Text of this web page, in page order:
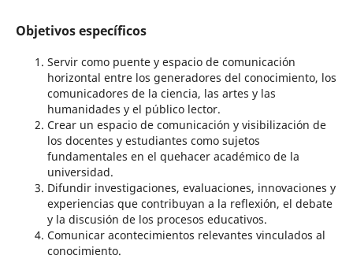
Objetivos específicos
Servir como puente y espacio de comunicación
horizontal entre los generadores del conocimiento, los
comunicadores de la ciencia, las artes y las
humanidades y el público lector.
Crear un espacio de comunicación y visibilización de
los docentes y estudiantes como sujetos
fundamentales en el quehacer académico de la
universidad.
Difundir investigaciones, evaluaciones, innovaciones y
experiencias que contribuyan a la reflexión, el debate
y la discusión de los procesos educativos.
Comunicar acontecimientos relevantes vinculados al
conocimiento.